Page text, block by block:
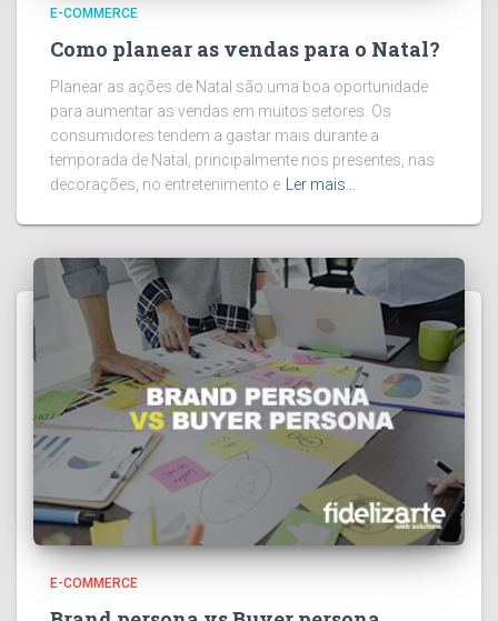
E-COMMERCE
Como planear as vendas para o Natal?
Planear as ações de Natal são uma boa oportunidade
para aumentar as vendas em muitos setores. Os
consumidores tendem a gastar mais durante a
temporada de Natal, principalmente nos presentes, nas
decorações, no entretenimento e Ler mais…
E-COMMERCE